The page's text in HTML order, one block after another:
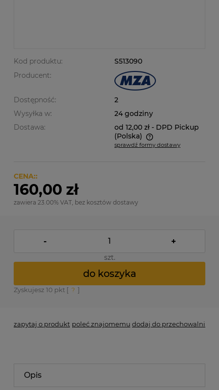
Kod produktu:
S513090
Producent:
Dostępność:
2
Wysyłka w:
24 godziny
Dostawa:
od 12,00 zł - DPD Pickup
(Polska)
Cena nie zawiera ewentualnych kosztów płatności
sprawdź formy dostawy
CENA::
160,00 zł
zawiera 23.00% VAT, bez kosztów dostawy
- +
szt.
do koszyka
Zyskujesz 10 pkt [ ? ]
zapytaj o produkt poleć znajomemu dodaj do przechowalni
Opis